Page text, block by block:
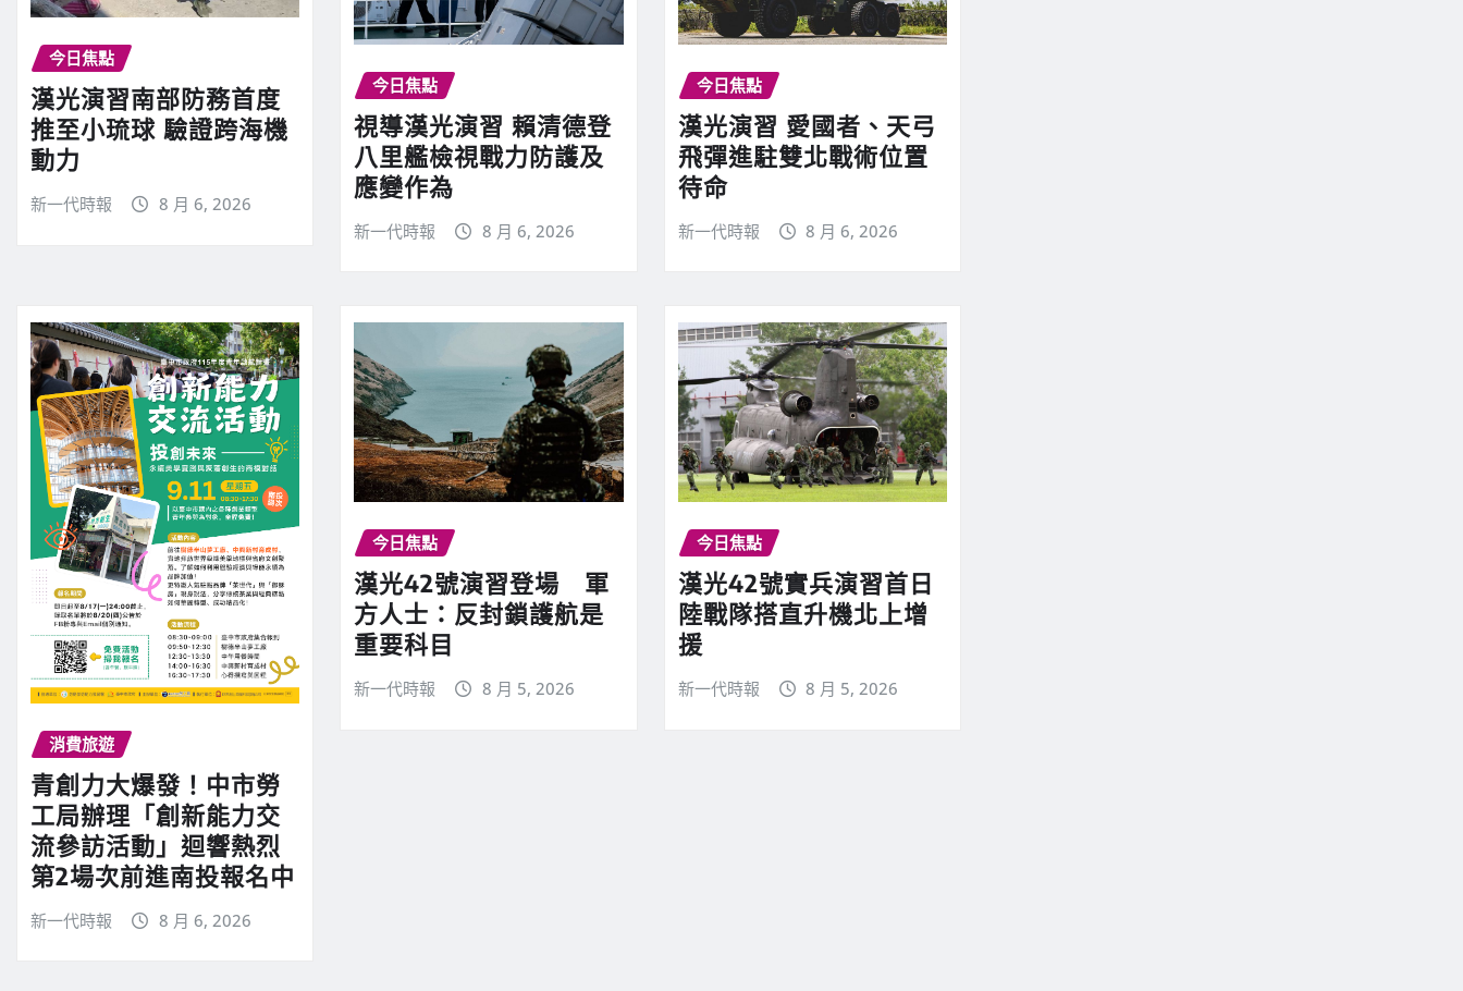
今日焦點
漢光演習南部防務首度
推至小琉球 驗證跨海機
動力
新一代時報 8 月 6, 2026
今日焦點
視導漢光演習 賴清德登
八里艦檢視戰力防護及
應變作為
新一代時報 8 月 6, 2026
今日焦點
漢光演習 愛國者、天弓
飛彈進駐雙北戰術位置
待命
新一代時報 8 月 6, 2026
消費旅遊
青創力大爆發！中市勞
工局辦理「創新能力交
流參訪活動」迴響熱烈
第2場次前進南投報名中
新一代時報 8 月 6, 2026
今日焦點
漢光42號演習登場 軍
方人士：反封鎖護航是
重要科目
新一代時報 8 月 5, 2026
今日焦點
漢光42號實兵演習首日
陸戰隊搭直升機北上增
援
新一代時報 8 月 5, 2026